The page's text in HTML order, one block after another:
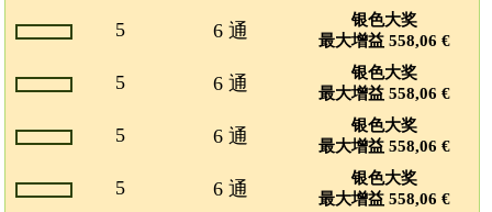
5 6 通
银色大奖
最大增益 558,06 €
5 6 通
银色大奖
最大增益 558,06 €
5 6 通
银色大奖
最大增益 558,06 €
5 6 通
银色大奖
最大增益 558,06 €